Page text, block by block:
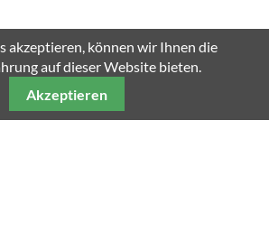
akzeptieren, können wir Ihnen die
auf dieser Website bieten.
Akzeptieren